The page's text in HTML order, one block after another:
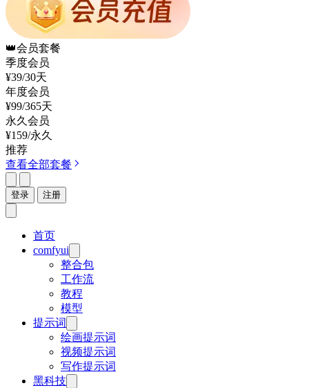
👑会员套餐
季度会员
¥39/30天
年度会员
¥99/365天
永久会员
¥159/永久
推荐
查看全部套餐
登录 注册
首页
comfyui
整合包
工作流
教程
模型
提示词
绘画提示词
视频提示词
写作提示词
黑科技